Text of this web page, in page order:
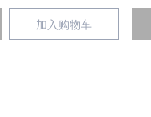
加入购物车